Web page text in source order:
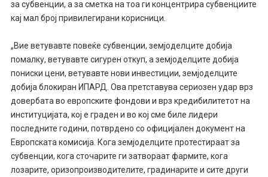
за субвенции, а за сметка на тоа ги концентрира субвенциите
кај мал број привилегирани корисници.
„Вие ветувавте повеќе субвенции, земјоделците добија
помалку, ветувавте сигурен откуп, а земјоделците добија
пониски цени, ветувавте нови инвестиции, земјоделците
добија блокиран ИПАРД. Ова претставува сериозен удар врз
довербата во европските фондови и врз кредибилитетот на
институцијата, кој е граден и во кој сме биле лидери
последните години, потврдено со официјален документ на
Европската комисија. Кога земјоделците протестираат за
субвенции, кога сточарите ги затвораат фармите, кога
лозарите, оризопроизводителите, градинарите и сите други